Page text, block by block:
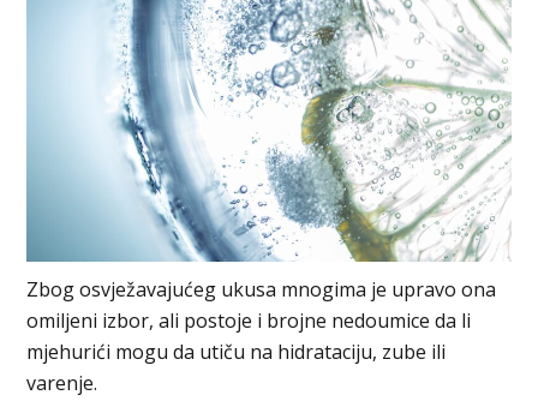
Zbog osvježavajućeg ukusa mnogima je upravo ona
omiljeni izbor, ali postoje i brojne nedoumice da li
mjehurići mogu da utiču na hidrataciju, zube ili
varenje.